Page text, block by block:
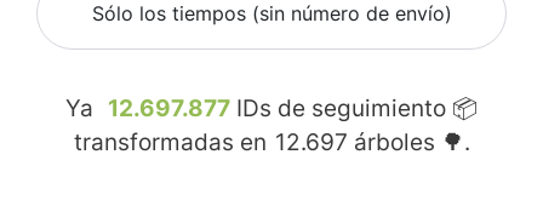
Sólo los tiempos (sin número de envío)
Ya 12.697.877 IDs de seguimiento 📦
transformadas en 12.697 árboles 🌳.